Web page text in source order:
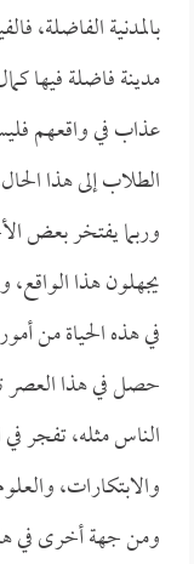
بالمدنية الفاضلة،
مدينة فاضلة فيها
عذاب في واقعهم
الطلاب إلى هذا
وربما يفتخر بعض
يجهلون هذا
في هذه الحياة من
حصل في هذا العصر
الناس مثله، تفجر
والابتكارات،
ومن جهة أخرى في